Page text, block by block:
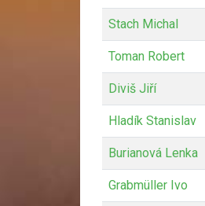
Stach Michal
Toman Robert
Diviš Jiří
Hladík Stanislav
Burianová Lenka
Grabmüller Ivo